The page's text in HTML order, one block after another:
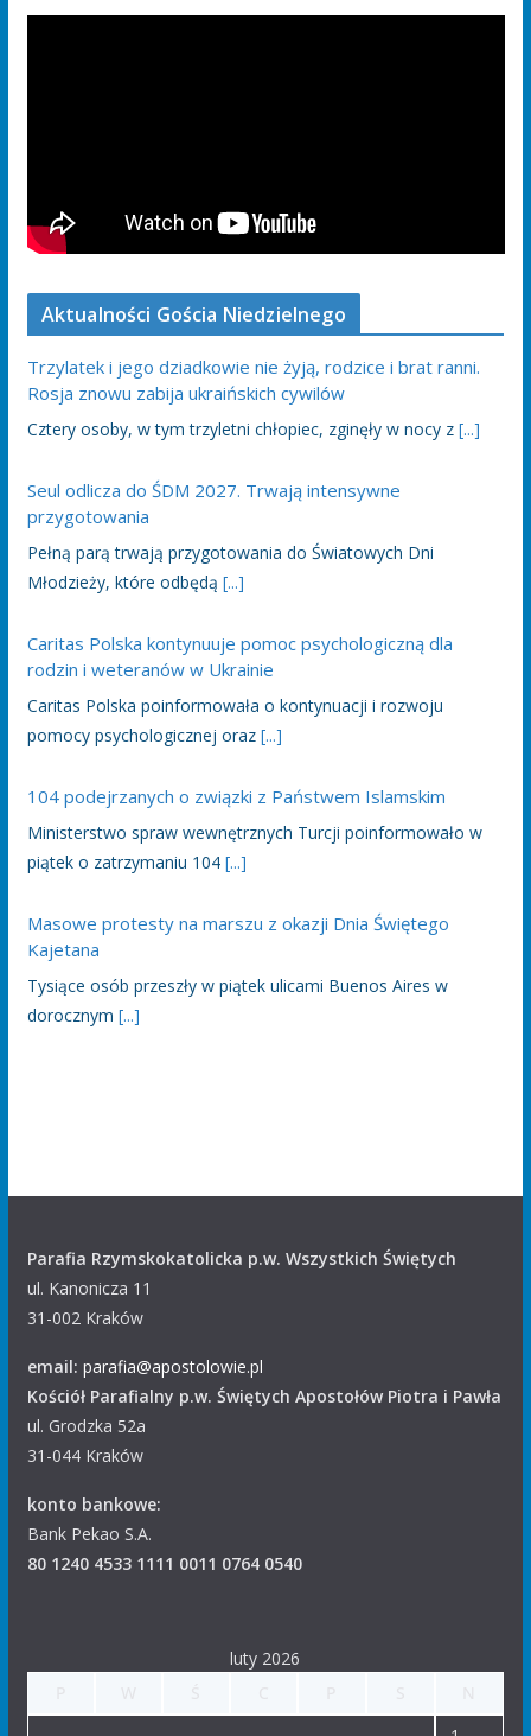
Aktualności Gościa Niedzielnego
Trzylatek i jego dziadkowie nie żyją, rodzice i brat ranni.
Rosja znowu zabija ukraińskich cywilów
Cztery osoby, w tym trzyletni chłopiec, zginęły w nocy z [...]
Seul odlicza do ŚDM 2027. Trwają intensywne
przygotowania
Pełną parą trwają przygotowania do Światowych Dni
Młodzieży, które odbędą [...]
Caritas Polska kontynuuje pomoc psychologiczną dla
rodzin i weteranów w Ukrainie
Caritas Polska poinformowała o kontynuacji i rozwoju
pomocy psychologicznej oraz [...]
104 podejrzanych o związki z Państwem Islamskim
Ministerstwo spraw wewnętrznych Turcji poinformowało w
piątek o zatrzymaniu 104 [...]
Masowe protesty na marszu z okazji Dnia Świętego
Kajetana
Tysiące osób przeszły w piątek ulicami Buenos Aires w
dorocznym [...]
Parafia Rzymskokatolicka p.w. Wszystkich Świętych
ul. Kanonicza 11
31-002 Kraków
email: parafia@apostolowie.pl
Kościół Parafialny p.w. Świętych Apostołów Piotra i Pawła
ul. Grodzka 52a
31-044 Kraków
konto bankowe:
Bank Pekao S.A.
80 1240 4533 1111 0011 0764 0540
luty 2026